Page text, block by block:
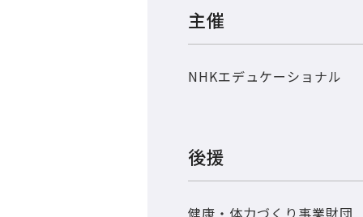
主催
NHKエデュケーショナル
後援
健康・体力づくり事業財団